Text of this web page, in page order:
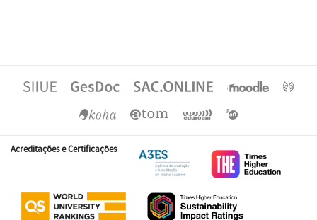
Acreditações e Certificações